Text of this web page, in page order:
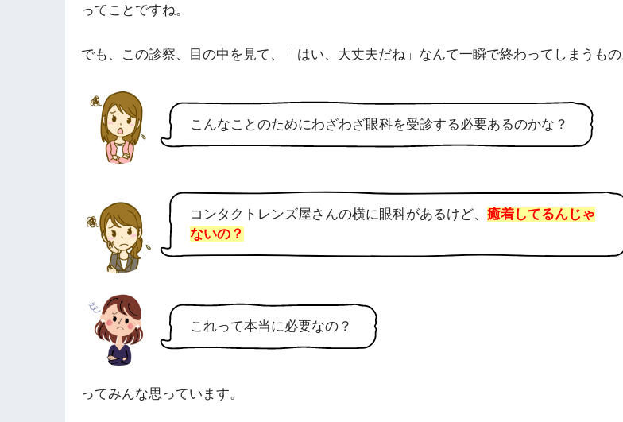
ってことですね。
でも、この診察、目の中を見て、「はい、大丈夫だね」なんて一瞬で終わってしまうもの
こんなことのためにわざわざ眼科を受診する必要あるのかな？
コンタクトレンズ屋さんの横に眼科があるけど、 癒着してるんじゃ
ないの？
これって本当に必要なの？
ってみんな思っています。